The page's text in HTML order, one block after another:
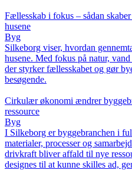
Fællesskab i fokus – sådan
husene
Byg
Silkeborg viser, hvordan
husene. Med fokus på natur,
der styrker fællesskabet og gør
besøgende.
Cirkulær økonomi ændrer
ressource
Byg
I Silkeborg er byggebranchen i
materialer, processer og
drivkraft bliver affald til nye
designes til at kunne skilles ad,